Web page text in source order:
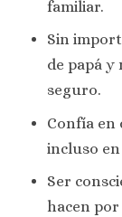
familiar.
Sin
de papá y
seguro.
Confía en
incluso
Ser
hacen